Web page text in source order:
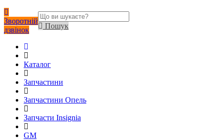
Зворотній
дзвінок
Пошук
Каталог
Запчастини
Запчастини Опель
Запчасти Insignia
GM